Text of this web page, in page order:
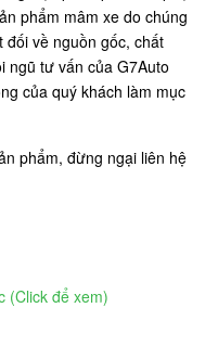
phẩm mâm xe do chúng
về nguồn gốc, chất
ngũ tư vấn của G7Auto
của quý khách làm mục
phẩm, đừng ngại liên hệ
(Click để xem)